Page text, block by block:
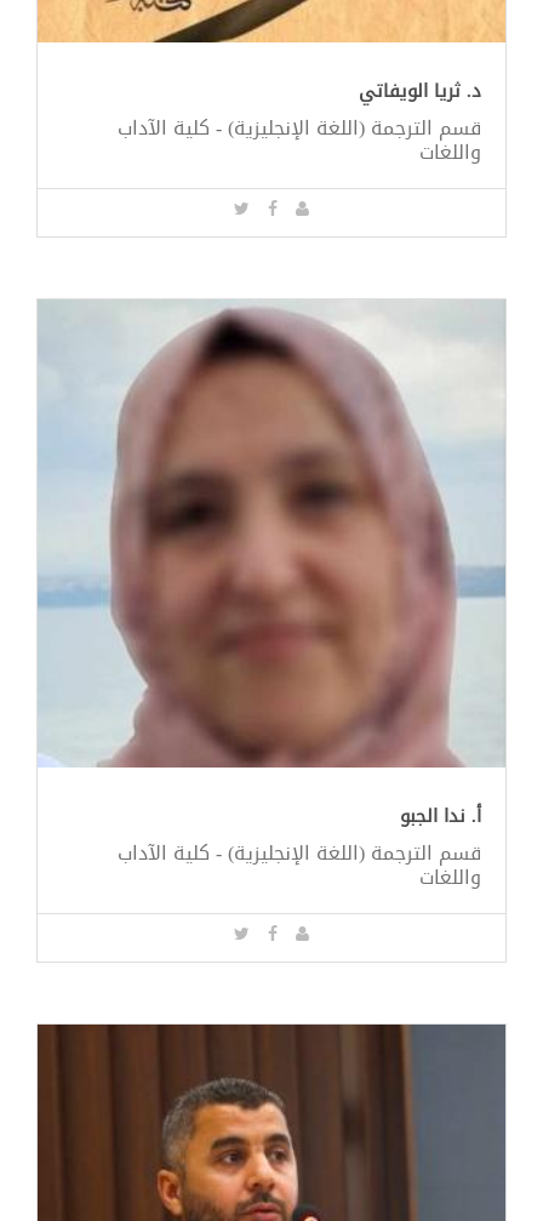
د. ثريا الويفاتي
قسم الترجمة (اللغة الإنجليزية) - كلية الآداب
واللغات
أ. ندا الجبو
قسم الترجمة (اللغة الإنجليزية) - كلية الآداب
واللغات